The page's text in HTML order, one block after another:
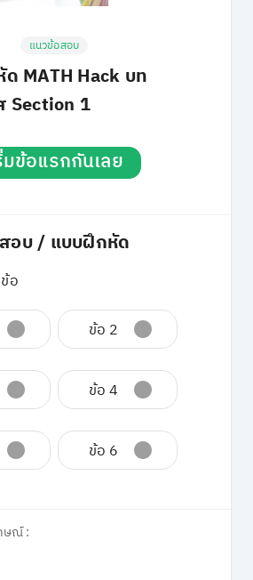
แนวข้อสอบ
MATH Hack บท
Section 1
มข้อแรกกันเลย
อบ / แบบฝึกหัด
อ
ข้อ 2
ข้อ 4
ข้อ 6
ษณ์ :